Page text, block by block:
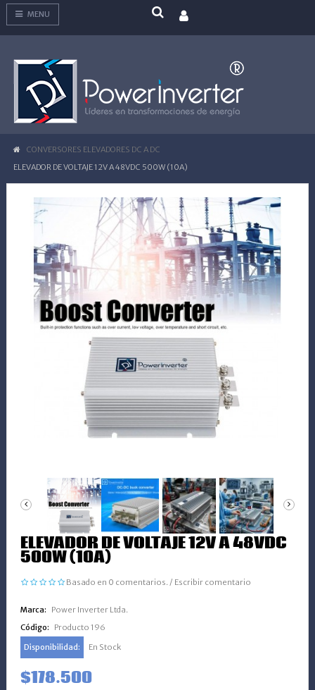
MENU
CONVERSORES ELEVADORES DC A DC
ELEVADOR DE VOLTAJE 12V A 48VDC 500W (10A)
ELEVADOR DE VOLTAJE 12V A 48VDC
500W (10A)
Basado en 0 comentarios. / Escribir comentario
Marca:
Power Inverter Ltda.
Código:
Producto 196
Disponibilidad:
En Stock
$178.500